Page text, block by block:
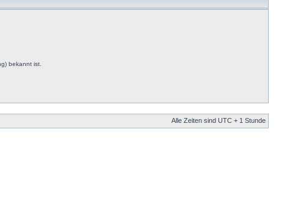
bekannt ist.
Alle Zeiten sind UTC + 1 Stunde